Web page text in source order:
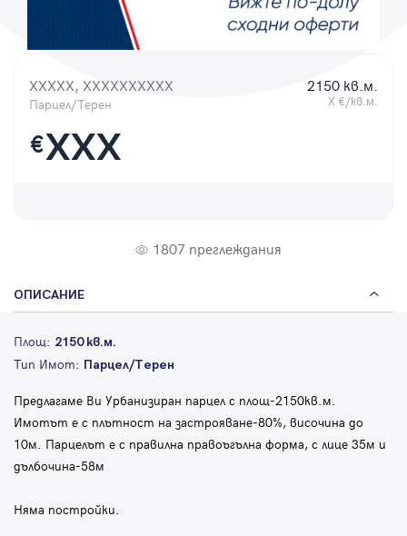
XXXXX, XXXXXXXXXX
Парцел/Терен
2150 кв.м.
X €/кв.м.
€XXX
1807 преглеждания
ОПИСАНИЕ
Площ: 2150 кв.м.
Тип Имот: Парцел/Терен
Предлагаме Ви Урбанизиран парцел с площ-2150кв.м.
Имотът е с плътност на застрояване-80%, височина до
10м. Парцелът е с правилна правоъгълна форма, с лице 35м и
дълбочина-58м
Няма постройки.
Парола